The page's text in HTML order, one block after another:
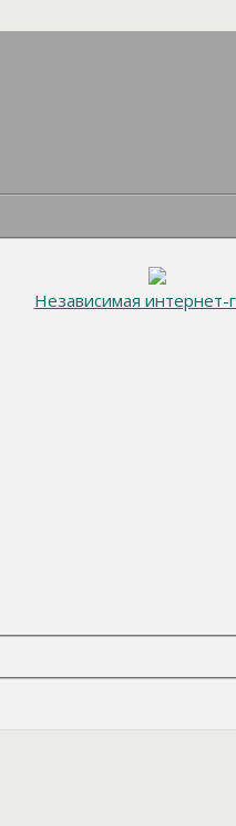
Независимая интернет-